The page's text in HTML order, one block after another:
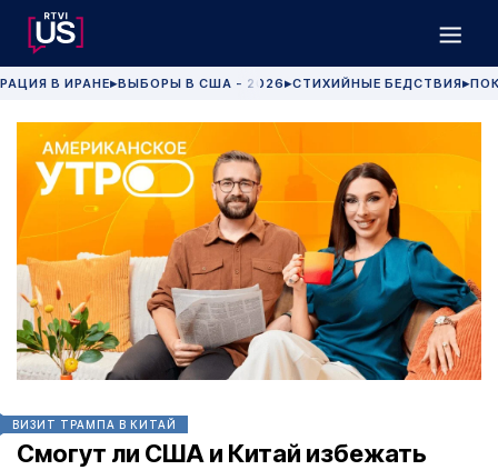
В ИРАНЕ▶ВЫБОРЫ В США - 2026 ▶СТИХИЙНЫЕ БЕДСТВИЯ▶
ВИЗИТ ТРАМПА В КИТАЙ
Смогут ли США и Китай избежать